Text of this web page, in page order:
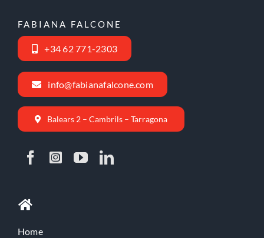
FABIANA FALCONE
+34 62 771-2303
info@fabianafalcone.com
Balears 2 – Cambrils – Tarragona
Home